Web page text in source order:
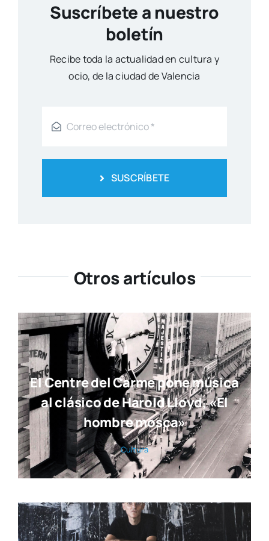
Suscríbete a nuestro
boletín
Reci­be toda la actua­li­dad en cul­tu­ra y
ocio, de la ciu­dad de Valen­cia
SUSCRÍBETE
Otros artículos
El Centre del Carme pone música
al clásico de Harold Lloyd, «El
hombre mosca»
Cul­tu­ra